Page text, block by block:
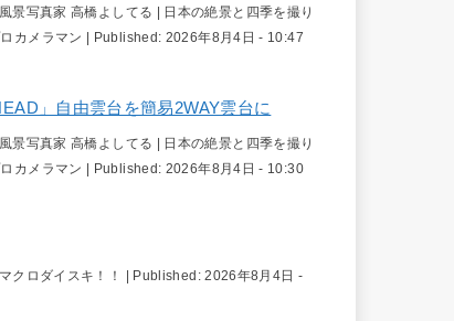
風景写真家 高橋よしてる | 日本の絶景と四季を撮り
カメラマン | Published: 2026年8月4日 - 10:47
」自由雲台を簡易2WAY雲台に
風景写真家 高橋よしてる | 日本の絶景と四季を撮り
カメラマン
Published: 2026年8月4日 - 10:30
マクロダイスキ！！ | Published:2026年8月4日 -